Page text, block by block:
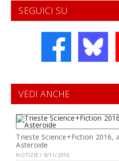
SEGUICI SU
VEDI ANCHE
Trieste Science+Fiction 2016,
Asteroide
NOTIZIE / 8/11/2016